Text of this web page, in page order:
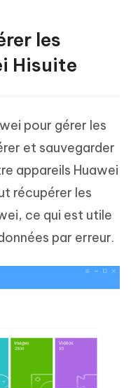
les
Hisuite
pour gérer les
et sauvegarder
appareils Huawei
récupérer les
ce qui est utile
par erreur.